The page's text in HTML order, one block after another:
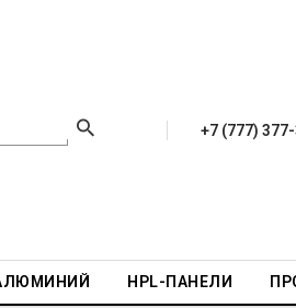
+7 (777)
HPL-ПАНЕЛИ